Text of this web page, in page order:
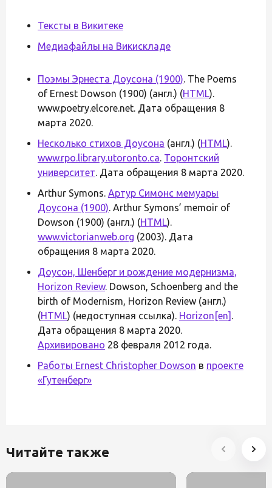
Тексты в Викитеке
Медиафайлы на Викискладе
Поэмы Эрнеста Доусона (1900). The Poems
of Ernest Dowson (1900) (англ.) (HTML).
www.poetry.elcore.net. Дата обращения 8
марта 2020.
Несколько стихов Доусона (англ.) (HTML).
www.rpo.library.utoronto.ca. Торонтский
университет. Дата обращения 8 марта 2020.
Arthur Symons. Артур Симонс мемуары
Доусона (1900). Arthur Symons’ memoir of
Dowson (1900) (англ.) (HTML).
www.victorianweb.org (2003). Дата
обращения 8 марта 2020.
Доусон, Шенберг и рождение модернизма,
Horizon Review. Dowson, Schoenberg and the
birth of Modernism, Horizon Review (англ.)
(HTML) (недоступная ссылка). Horizon [en] .
Дата обращения 8 марта 2020.
Архивировано 28 февраля 2012 года.
Работы Ernest Christopher Dowson в проекте
«Гутенберг»
Читайте также